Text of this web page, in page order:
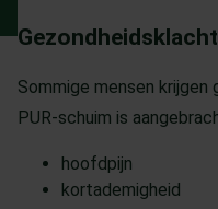
Sommige mensen
PUR-schuim is
hoofdpijn
kortademigheid